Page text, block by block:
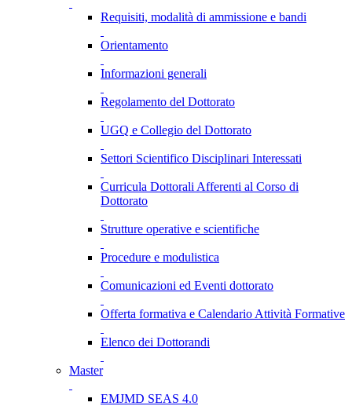
Requisiti, modalità di ammissione e bandi
Orientamento
Informazioni generali
Regolamento del Dottorato
UGQ e Collegio del Dottorato
Settori Scientifico Disciplinari Interessati
Curricula Dottorali Afferenti al Corso di
Dottorato
Strutture operative e scientifiche
Procedure e modulistica
Comunicazioni ed Eventi dottorato
Offerta formativa e Calendario Attività Formative
Elenco dei Dottorandi
Master
EMJMD SEAS 4.0